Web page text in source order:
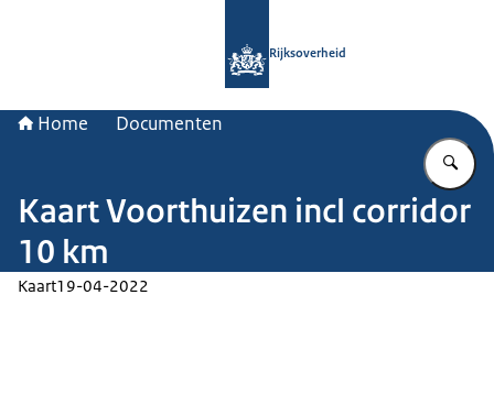
Rijksoverheid
Home Documenten
Kaart Voorthuizen incl corridor
10 km
Kaart19-04-2022